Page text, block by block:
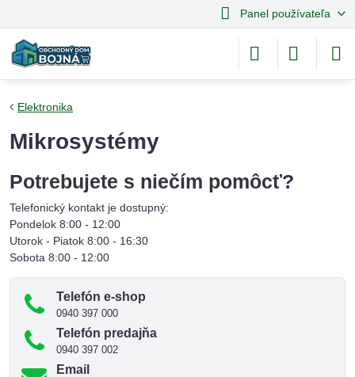
Panel používateľa
Elektronika
Mikrosystémy
Potrebujete s niečím pomôcť?
Telefonický kontakt je dostupný:
Pondelok 8:00 - 12:00
Utorok - Piatok 8:00 - 16:30
Sobota 8:00 - 12:00
Telefón e-shop
0940 397 000
Telefón predajňa
0940 397 002
Email